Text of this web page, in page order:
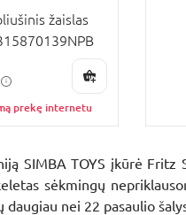
žaislas
prekę internetu
SIMBA TOYS įkūrė
sėkmingų
nei 22 pasaulio